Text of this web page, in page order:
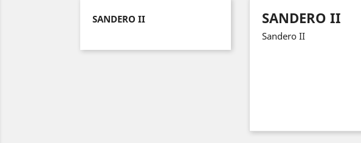
SANDERO II SANDERO II
Sandero II